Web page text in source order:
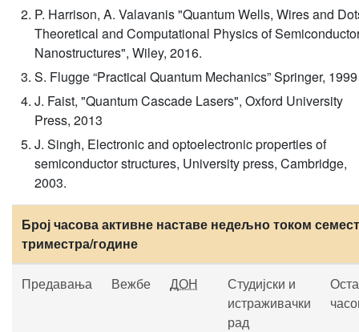
P. Harrison, A. Valavanis "Quantum Wells, Wires and
Theoretical and Computational Physics of
Nanostructures", Wiley, 2016.
S. Flugge “Practical Quantum Mechanics” Springer, 1999
J. Faist, "Quantum Cascade Lasers", Oxford University
Press, 2013
J. Singh, Electronic and optoelectronic properties of
semiconductor structures, University press, Cambridge,
2003.
Број часова активне наставе недељно током
триместра/године
Предавања Вежбе ДОН
Студијски и
истраживачки
рад